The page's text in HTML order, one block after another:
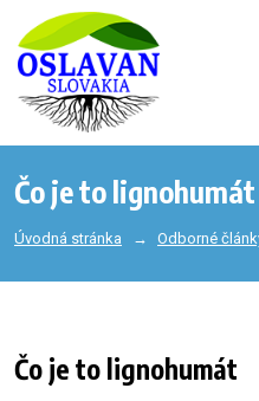
Čo je to lignohumát
Úvodná stránka Odborné
Čo je to lignohumát